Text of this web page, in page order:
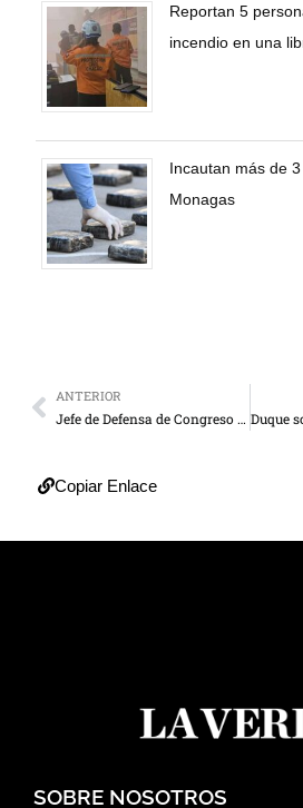
Reportan 5
incendio en una
Incautan más de
Monagas
ANTERIOR
Jefe de Defensa de Congreso de EEUU rechaza intervención
Copiar Enlace
SOBRE NOSOTROS